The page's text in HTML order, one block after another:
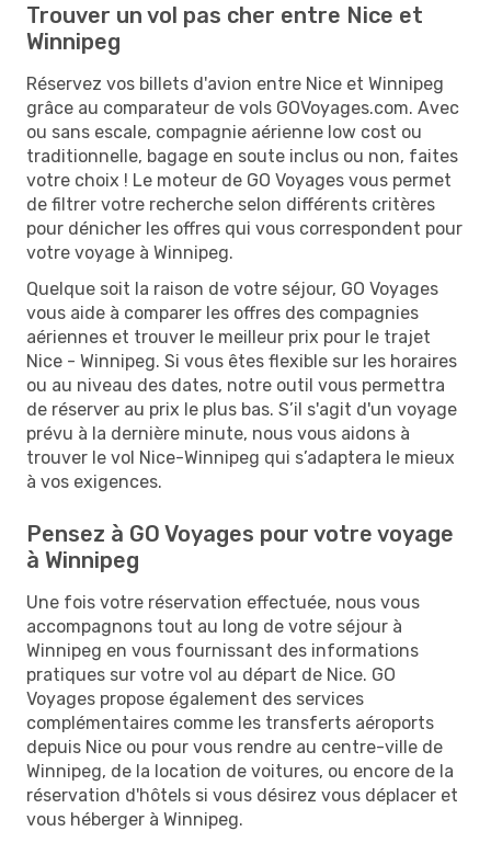
Trouver un vol pas cher entre Nice et
Winnipeg
Réservez vos billets d'avion entre Nice et Winnipeg
grâce au comparateur de vols GOVoyages.com. Avec
ou sans escale, compagnie aérienne low cost ou
traditionnelle, bagage en soute inclus ou non, faites
votre choix ! Le moteur de GO Voyages vous permet
de filtrer votre recherche selon différents critères
pour dénicher les offres qui vous correspondent pour
votre voyage à Winnipeg.
Quelque soit la raison de votre séjour, GO Voyages
vous aide à comparer les offres des compagnies
aériennes et trouver le meilleur prix pour le trajet
Nice - Winnipeg. Si vous êtes flexible sur les horaires
ou au niveau des dates, notre outil vous permettra
de réserver au prix le plus bas. S’il s'agit d'un voyage
prévu à la dernière minute, nous vous aidons à
trouver le vol Nice-Winnipeg qui s’adaptera le mieux
à vos exigences.
Pensez à GO Voyages pour votre voyage
à Winnipeg
Une fois votre réservation effectuée, nous vous
accompagnons tout au long de votre séjour à
Winnipeg en vous fournissant des informations
pratiques sur votre vol au départ de Nice. GO
Voyages propose également des services
complémentaires comme les transferts aéroports
depuis Nice ou pour vous rendre au centre-ville de
Winnipeg, de la location de voitures, ou encore de la
réservation d'hôtels si vous désirez vous déplacer et
vous héberger à Winnipeg.